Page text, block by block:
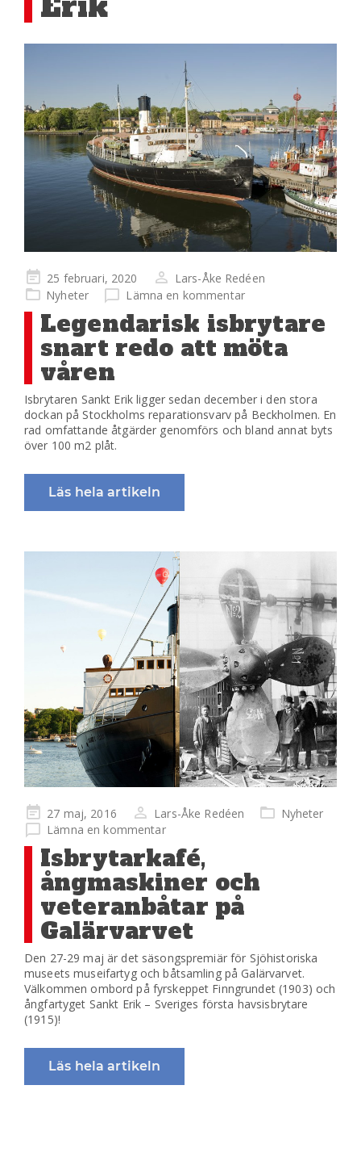
Publicerad
på
25 februari, 2020
Lars-Åke Redéen
Nyheter
Lämna en kommentar
Legendarisk isbrytare
snart redo att möta
våren
Isbrytaren Sankt Erik ligger sedan december i den stora
dockan på Stockholms reparationsvarv på Beckholmen. En
rad omfattande åtgärder genomförs och bland annat byts
över 100 m2 plåt.
Läs hela artikeln
Publicerad
på
27 maj, 2016 Lars-Åke Redéen
Nyheter
Lämna en kommentar
​Isbrytarkafé,
ångmaskiner och
veteranbåtar på
Galärvarvet
Den 27-29 maj är det säsongspremiär för Sjöhistoriska
museets museifartyg och båtsamling på Galärvarvet.
Välkommen ombord på fyrskeppet Finngrundet (1903) och
ångfartyget Sankt Erik – Sveriges första havsisbrytare
(1915)!
Läs hela artikeln